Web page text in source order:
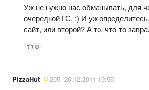
Уж не нужно нас обманывать, для
очередной ГС. :) И уж
сайт, или второй? А то, что-то
0
PizzaHut 205 20.12.2011 19:55